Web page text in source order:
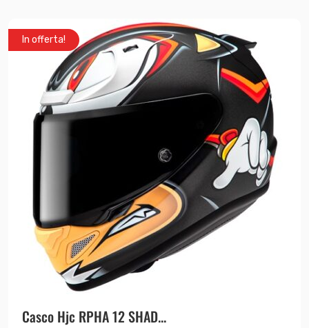
In offerta!
Casco Hjc RPHA 12 SHAD...